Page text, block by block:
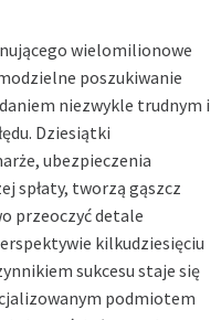
wielomilionowe
poszukiwanie
niezwykle trudnym i
Dziesiątki
ubezpieczenia
spłaty, tworzą gąszcz
przeoczyć detale
kilkudziesięciu
sukcesu staje się
podmiotem